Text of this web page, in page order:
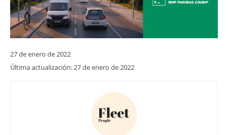
27 de enero de 2022
Última actualización:27 de enero de 2022